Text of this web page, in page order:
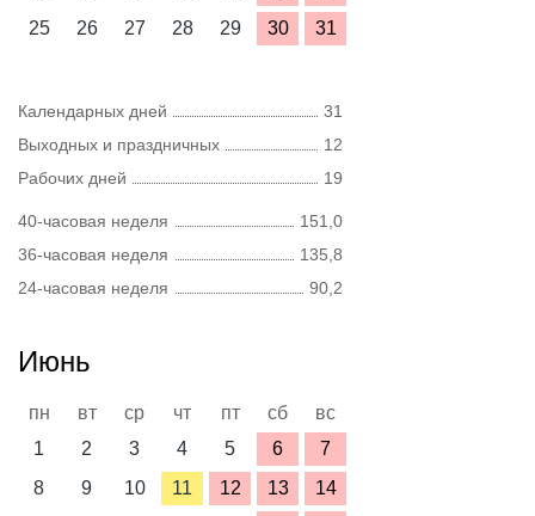
25
26 27 28 29 30 31
Календарных дней
31
Выходных и праздничных
12
Рабочих дней
19
40-часовая неделя
151,0
36-часовая неделя
135,8
24-часовая неделя
90,2
Июнь
пн вт ср чт пт сб
вс
1
2 3 4 5 6
7
8
9 10 11 12 13
14